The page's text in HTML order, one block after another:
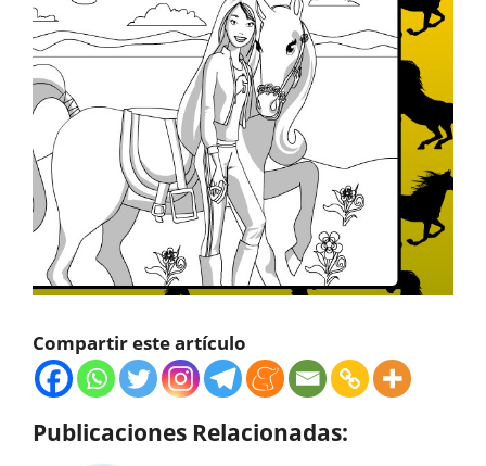
Compartir este artículo
Publicaciones Relacionadas: